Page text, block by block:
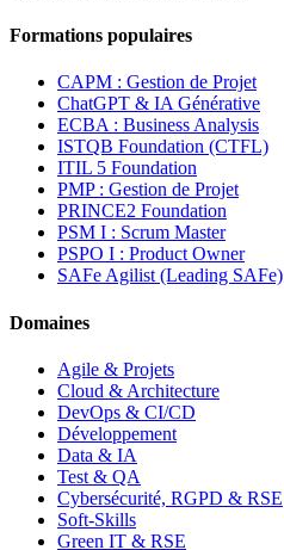
Formations populaires
CAPM : Gestion de Projet
ChatGPT & IA Générative
ECBA : Business Analysis
ISTQB Foundation (CTFL)
ITIL 5 Foundation
PMP : Gestion de Projet
PRINCE2 Foundation
PSM I : Scrum Master
PSPO I : Product Owner
SAFe Agilist (Leading SAFe)
Domaines
Agile & Projets
Cloud & Architecture
DevOps & CI/CD
Développement
Data & IA
Test & QA
Cybersécurité, RGPD & RSE
Soft-Skills
Green IT & RSE